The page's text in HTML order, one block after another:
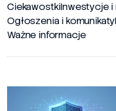
CiekawostkiInwestycje
Ogłoszenia i komunikaty
Ważne informacje